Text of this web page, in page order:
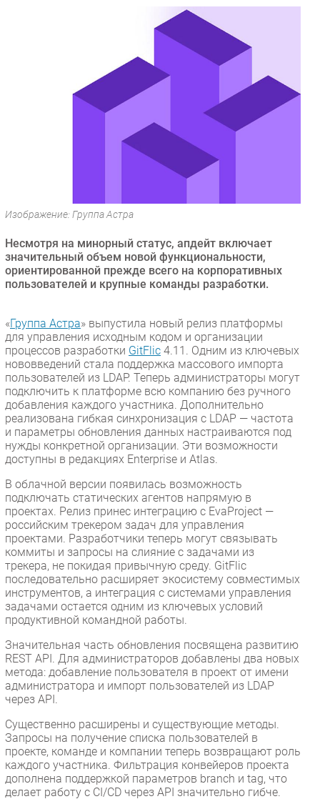
Outsourcing
Инновации
Гаджеты
Здоровье
Новости
Аналитика
Интервью
Мероприятия
Проекты
IT класс
Тестовый стенд
Изображение: Группа Астра
Несмотря на минорный статус, апдейт включает
значительный объем новой функциональности,
ориентированной прежде всего на корпоративных
пользователей и крупные команды разработки.
«Группа Астра» выпустила новый релиз платформы
для управления исходным кодом и организации
процессов разработки GitFlic 4.11. Одним из ключевых
нововведений стала поддержка массового импорта
пользователей из LDAP. Теперь администраторы могут
подключить к платформе всю компанию без ручного
добавления каждого участника. Дополнительно
реализована гибкая синхронизация с LDAP — частота
и параметры обновления данных настраиваются под
нужды конкретной организации. Эти возможности
доступны в редакциях Enterprise и Atlas.
В облачной версии появилась возможность
подключать статических агентов напрямую в
проектах. Релиз принес интеграцию с EvaProject —
российским трекером задач для управления
проектами. Разработчики теперь могут связывать
коммиты и запросы на слияние с задачами из
трекера, не покидая привычную среду. GitFlic
последовательно расширяет экосистему совместимых
инструментов, а интеграция с системами управления
задачами остается одним из ключевых условий
продуктивной командной работы.
Значительная часть обновления посвящена развитию
REST API. Для администраторов добавлены два новых
метода: добавление пользователя в проект от имени
администратора и импорт пользователей из LDAP
через API.
Существенно расширены и существующие методы.
Запросы на получение списка пользователей в
проекте, команде и компании теперь возвращают роль
каждого участника. Фильтрация конвейеров проекта
дополнена поддержкой параметров branch и tag, что
делает работу с CI/CD через API значительно гибче.